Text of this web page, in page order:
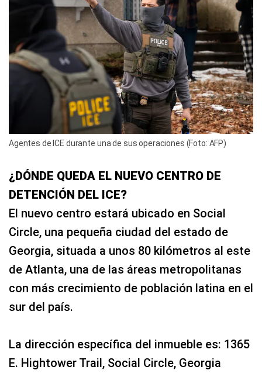
Agentes de ICE durante una de sus operaciones (Foto: AFP)
¿DÓNDE QUEDA EL NUEVO CENTRO DE
DETENCIÓN DEL ICE?
El nuevo centro estará ubicado en Social
Circle, una pequeña ciudad del estado de
Georgia, situada a unos 80 kilómetros al este
de Atlanta, una de las áreas metropolitanas
con más crecimiento de población latina en el
sur del país.
La dirección específica del inmueble es: 1365
E. Hightower Trail, Social Circle, Georgia